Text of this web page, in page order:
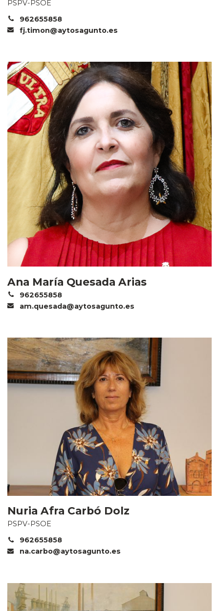
PSPV-PSOE
962655858
fj.timon@aytosagunto.es
Ana María Quesada Arias
962655858
am.quesada@aytosagunto.es
Nuria Afra Carbó Dolz
PSPV-PSOE
962655858
na.carbo@aytosagunto.es